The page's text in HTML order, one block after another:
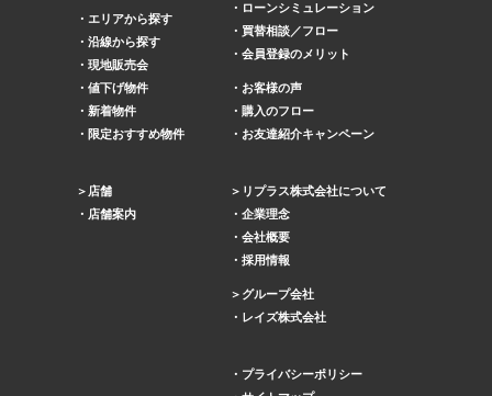
エリアから探す
沿線から探す
現地販売会
値下げ物件
新着物件
限定おすすめ物件
ローンシミュレーション
買替相談／フロー
会員登録のメリット
お客様の声
購入のフロー
お友達紹介キャンペーン
店舗
店舗案内
リプラス株式会社について
企業理念
会社概要
採用情報
グループ会社
レイズ株式会社
プライバシーポリシー